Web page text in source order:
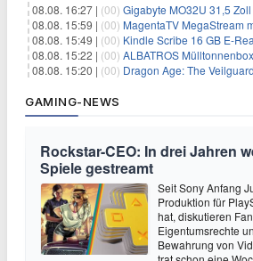
08.08. 16:27 | (00) Gigabyte MO32U 31,5 Zoll
08.08. 15:59 | (00) MagentaTV MegaStream mit Netflix, Disney+, Apple
08.08. 15:49 | (00) Kindle Scribe 16 GB E-Reader
08.08. 15:22 | (00) ALBATROS Mülltonnenbox 3er
08.08. 15:20 | (00) Dragon Age: The Veilguard Deluxe
GAMING-NEWS
Rockstar-CEO: In drei Jahren
Spiele gestreamt
Seit Sony Anfang
Produktion für
hat, diskutieren
Eigentumsrechte
Bewahrung von